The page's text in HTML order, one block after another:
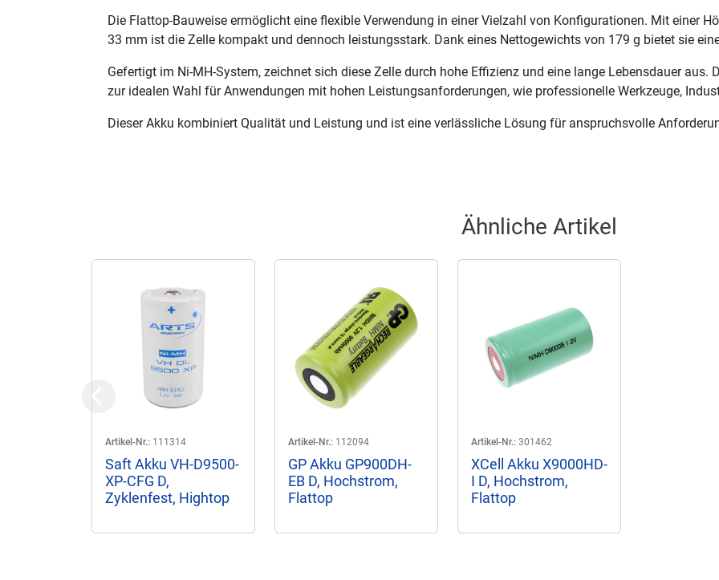
Die Flattop-Bauweise ermöglicht eine flexible Verwendung in einer Vielzahl von Konfigurationen. Mit einer
33 mm ist die Zelle kompakt und dennoch leistungsstark. Dank eines Nettogewichts von 179 g bietet sie
Gefertigt im Ni-MH-System, zeichnet sich diese Zelle durch hohe Effizienz und eine lange Lebensdauer
zur idealen Wahl für Anwendungen mit hohen Leistungsanforderungen, wie professionelle Werkzeuge,
Dieser Akku kombiniert Qualität und Leistung und ist eine verlässliche Lösung für anspruchsvolle
Ähnliche Artikel
Artikel-Nr.: 111314
Saft Akku VH-D9500-
XP-CFG D,
Zyklenfest, Hightop
Artikel-Nr.: 112094
GP Akku GP900DH-
EB D, Hochstrom,
Flattop
Artikel-Nr.: 301462
XCell Akku X9000HD-
I D, Hochstrom,
Flattop